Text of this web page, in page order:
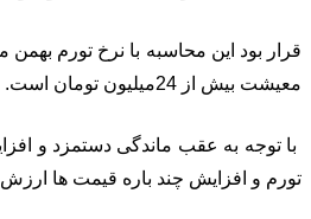
قرار بود این محاسبه با نرخ تورم
معیشت بیش از 24میلیون تومان است.
با توجه به عقب ماندگی دستمزد و
تورم و افزایش چند باره قیمت ها